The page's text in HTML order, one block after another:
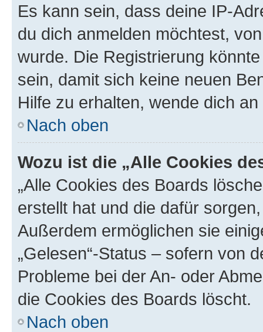
Es kann sein, dass deine IP-
du dich anmelden möchtest,
wurde. Die Registrierung
sein, damit sich keine neuen
Hilfe zu erhalten, wende dich
Nach oben
Wozu ist die „Alle Cookies
„Alle Cookies des Boards
erstellt hat und die dafür
Außerdem ermöglichen sie
„Gelesen“-Status – sofern von
Probleme bei der An- oder
die Cookies des Boards löscht.
Nach oben